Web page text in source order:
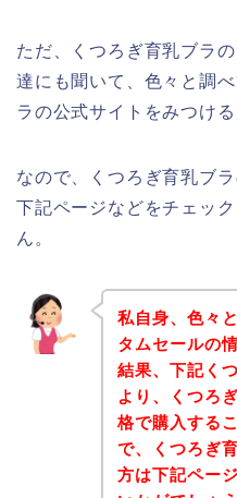
ただ、くつろぎ育乳ブラ
達にも聞いて、色々と調
ラの公式サイトをみつけ
なので、くつろぎ育乳ブ
下記ページなどをチェッ
ん。
私自身、色々
タムセールの
結果、下記く
より、くつろ
格で購入する
で、くつろぎ
方は下記ペー